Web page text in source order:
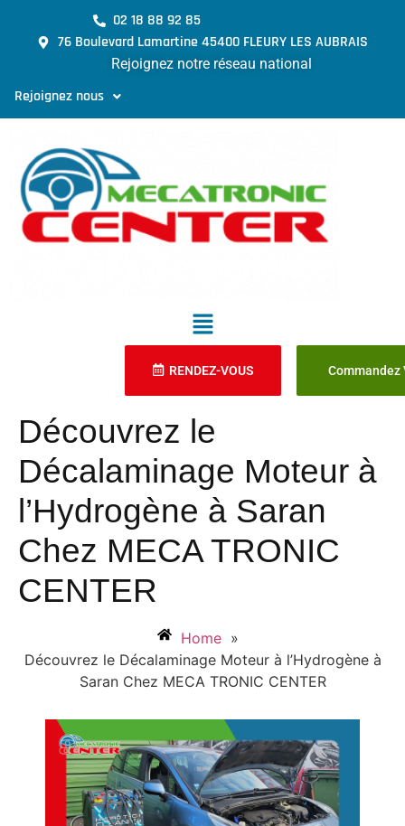
02 18 88 92 85
76 Boulevard Lamartine 45400 FLEURY LES AUBRAIS
Rejoignez notre réseau national
Rejoignez nous
RENDEZ-VOUS Commandez
Découvrez le
Décalaminage Moteur à
l’Hydrogène à Saran
Chez MECA TRONIC
CENTER
Home »
Découvrez le Décalaminage Moteur à l’Hydrogène à
Saran Chez MECA TRONIC CENTER